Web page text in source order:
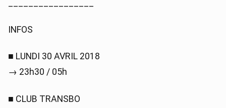
INFOS
■ LUNDI 30 AVRIL 2018
→ 23h30 / 05h
■ CLUB TRANSBO